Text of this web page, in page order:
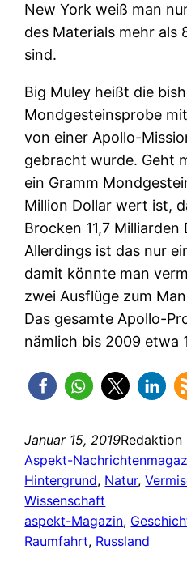
New York weiß man
des Materials mehr als
sind.
Big Muley heißt die
Mondgesteinsprobe
von einer Apollo-
gebracht wurde. Geht
ein Gramm
Million Dollar wert ist,
Brocken 11,7
Allerdings ist das nur
damit könnte man
zwei Ausflüge zum
Das gesamte Apollo-
nämlich bis 2009 etwa
Januar 15, 2019Redaktion
Aspekt-
Hintergrund, Natur,
Wissenschaft
aspekt-Magazin,
Raumfahrt, Russland